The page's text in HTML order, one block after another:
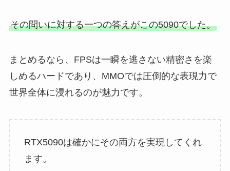
その問いに対する一つの答えがこの5090でした。
まとめるなら、FPSは一瞬を逃さない精密さを楽
しめるハードであり、MMOでは圧倒的な表現力で
世界全体に浸れるのが魅力です。
RTX5090は確かにその両方を実現してくれ
ます。